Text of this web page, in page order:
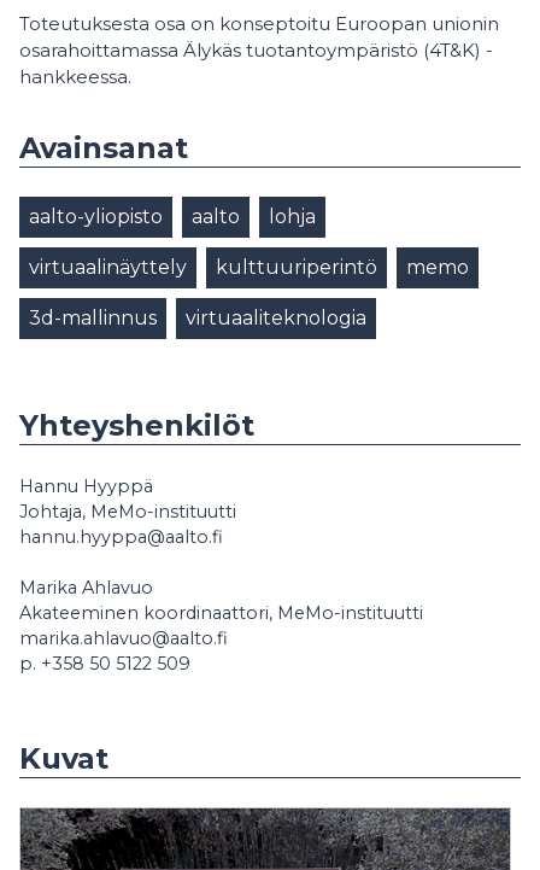
Toteutuksesta osa on konseptoitu Euroopan unionin
osarahoittamassa Älykäs tuotantoympäristö (4T&K) -
hankkeessa.
Avainsanat
aalto-yliopisto aalto lohja
virtuaalinäyttely kulttuuriperintö memo
3d-mallinnus virtuaaliteknologia
Yhteyshenkilöt
Hannu Hyyppä
Johtaja, MeMo-instituutti
hannu.hyyppa@aalto.fi
Marika Ahlavuo
Akateeminen koordinaattori, MeMo-instituutti
marika.ahlavuo@aalto.fi
p. +358 50 5122 509
Kuvat